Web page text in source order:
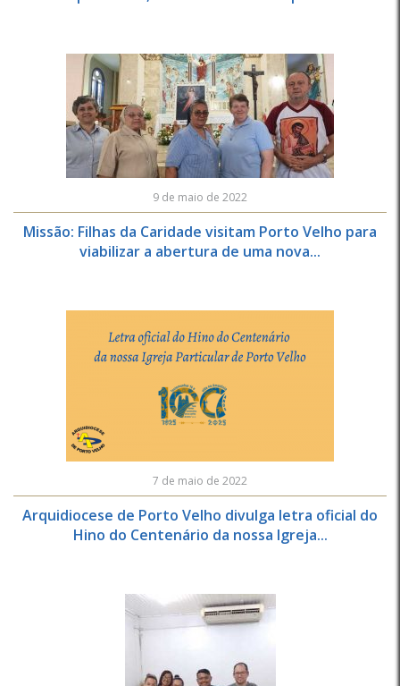
9 de maio de 2022
Missão: Filhas da Caridade visitam Porto Velho para
viabilizar a abertura de uma nova...
7 de maio de 2022
Arquidiocese de Porto Velho divulga letra oficial do
Hino do Centenário da nossa Igreja...